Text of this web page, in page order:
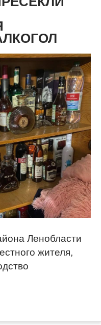
Ленобласти
жителя,